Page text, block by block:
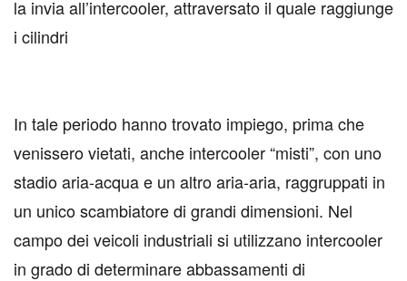
la invia all’intercooler, attraversato il quale raggiunge
i cilindri
In tale periodo hanno trovato impiego, prima che
venissero vietati, anche intercooler “misti”, con uno
stadio aria-acqua e un altro aria-aria, raggruppati in
un unico scambiatore di grandi dimensioni. Nel
campo dei veicoli industriali si utilizzano intercooler
in grado di determinare abbassamenti di